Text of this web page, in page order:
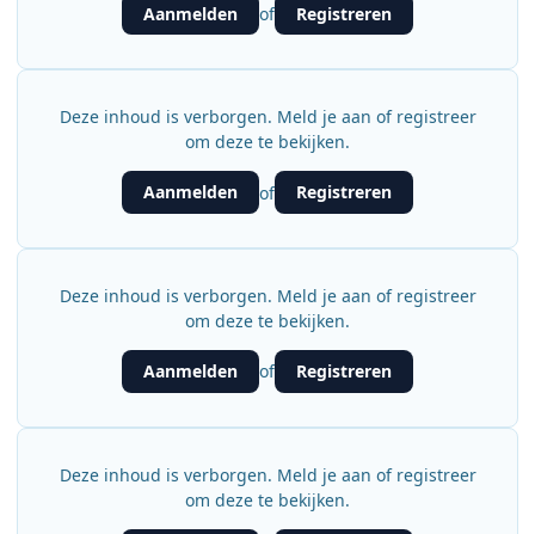
Aanmelden of Registreren
Deze inhoud is verborgen. Meld je aan of registreer
om deze te bekijken.
Aanmelden of Registreren
Deze inhoud is verborgen. Meld je aan of registreer
om deze te bekijken.
Aanmelden of Registreren
Deze inhoud is verborgen. Meld je aan of registreer
om deze te bekijken.